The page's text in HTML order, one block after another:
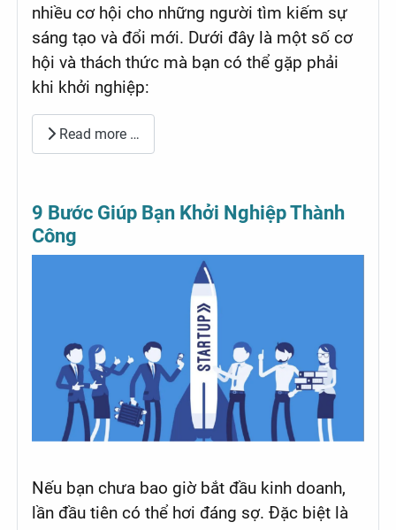
nhiều cơ hội cho những người tìm kiếm sự
sáng tạo và đổi mới. Dưới đây là một số cơ
hội và thách thức mà bạn có thể gặp phải
khi khởi nghiệp:
Read more …
9 Bước Giúp Bạn Khởi Nghiệp Thành
Công
Nếu bạn chưa bao giờ bắt đầu kinh doanh,
lần đầu tiên có thể hơi đáng sợ. Đặc biệt là